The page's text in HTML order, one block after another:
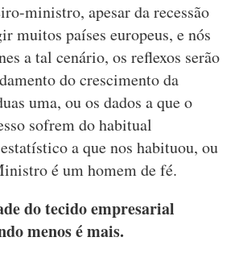
ministro, apesar da recessão
muitos países europeus, e nós
a tal cenário, os reflexos serão
do crescimento da
uma, ou os dados a que o
sofrem do habitual
a que nos habituou, ou
é um homem de fé.
do tecido empresarial
menos é mais.